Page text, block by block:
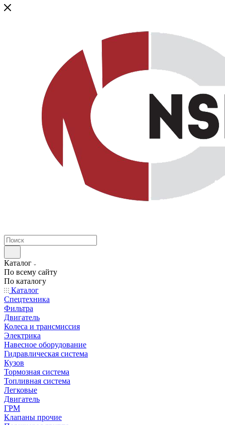
Каталог
По всему сайту
По каталогу
Каталог
Спецтехника
Фильтра
Двигатель
Колеса и трансмиссия
Электрика
Навесное оборудование
Гидравлическая система
Кузов
Тормозная система
Топливная система
Легковые
Двигатель
ГРМ
Клапаны прочие